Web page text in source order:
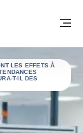
LES EFFETS À
T-IL DES